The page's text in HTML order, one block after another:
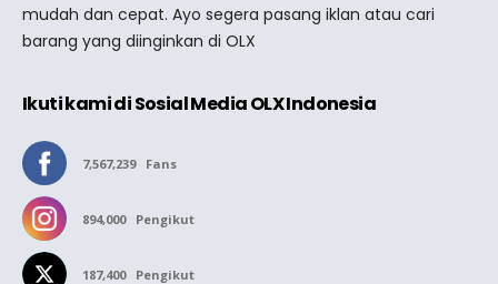
mudah dan cepat. Ayo segera pasang iklan atau cari
barang yang diinginkan di OLX
Ikuti kami di Sosial Media OLX Indonesia
7,567,239 Fans
894,000 Pengikut
187,400 Pengikut